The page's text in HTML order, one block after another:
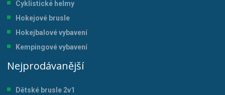
Cyklistické helmy
Hokejové brusle
Hokejbalové vybavení
Kempingové vybavení
Nejprodávanější
Dětské brusle 2v1